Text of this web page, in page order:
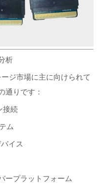
析
ジ市場に主に向けられて
通りです：
接続
ム
イス
ープラットフォーム